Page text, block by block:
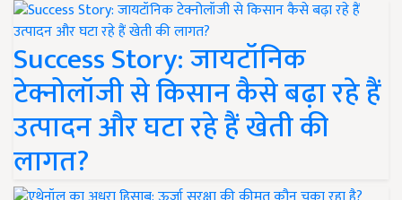
Success Story: जायटॉनिक
टेक्नोलॉजी से किसान कैसे बढ़ा रहे हैं
उत्पादन और घटा रहे हैं खेती की
लागत?